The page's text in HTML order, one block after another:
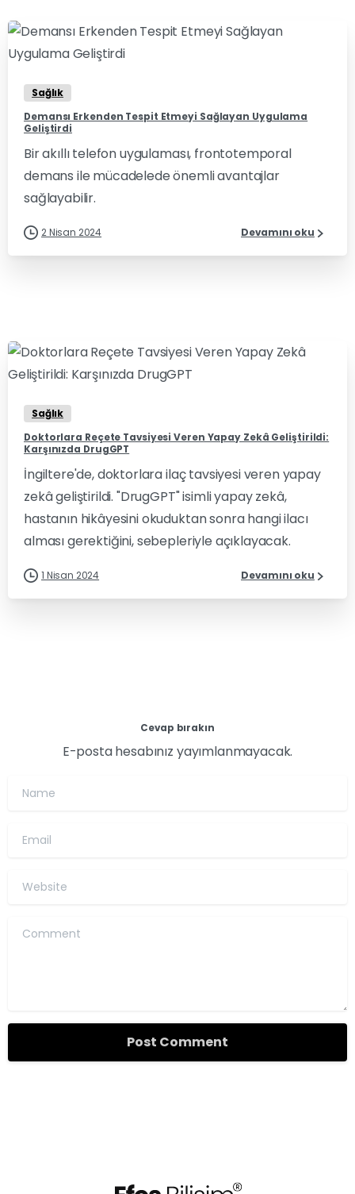
0
Sağlık
Demansı Erkenden Tespit Etmeyi Sağlayan Uygulama
Geliştirdi
Bir akıllı telefon uygulaması, frontotemporal
demans ile mücadelede önemli avantajlar
sağlayabilir.
2 Nisan 2024 Devamını oku
0
Sağlık
Doktorlara Reçete Tavsiyesi Veren Yapay Zekâ Geliştirildi:
Karşınızda DrugGPT
İngiltere'de, doktorlara ilaç tavsiyesi veren yapay
zekâ geliştirildi. "DrugGPT" isimli yapay zekâ,
hastanın hikâyesini okuduktan sonra hangi ilacı
alması gerektiğini, sebepleriyle açıklayacak.
1 Nisan 2024 Devamını oku
Cevap bırakın
E-posta hesabınız yayımlanmayacak.
Name
Email
Website
Comment